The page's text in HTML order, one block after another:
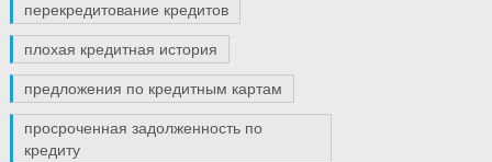
перекредитование кредитов
плохая кредитная история
предложения по кредитным картам
просроченная задолженность по
кредиту